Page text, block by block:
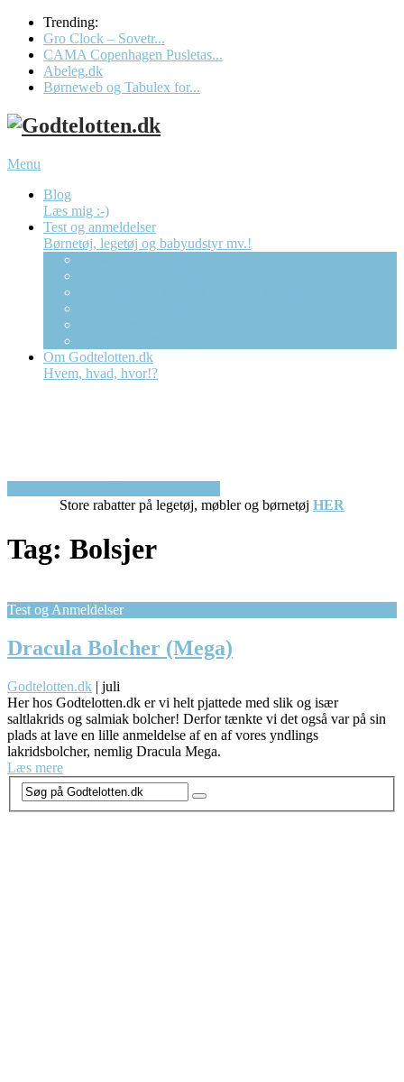
Trending:
Gro Clock – Sovetr...
CAMA Copenhagen Pusletas...
Abeleg.dk
Børneweb og Tabulex for...
Menu
Blog
Læs mig :-)
Test og anmeldelser
Børnetøj, legetøj og babyudstyr mv.!
Om Godtelotten.dk
Hvem, hvad, hvor!?
Store rabatter på legetøj, møbler og børnetøj HER
Tag: Bolsjer
Test og Anmeldelser
Dracula Bolcher (Mega)
Godtelotten.dk | juli
Her hos Godtelotten.dk er vi helt pjattede med slik og især
saltlakrids og salmiak bolcher! Derfor tænkte vi det også var på sin
plads at lave en lille anmeldelse af en af vores yndlings
lakridsbolcher, nemlig Dracula Mega.
Læs mere